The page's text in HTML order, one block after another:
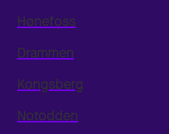
Hønefoss
Drammen
Kongsberg
Notodden